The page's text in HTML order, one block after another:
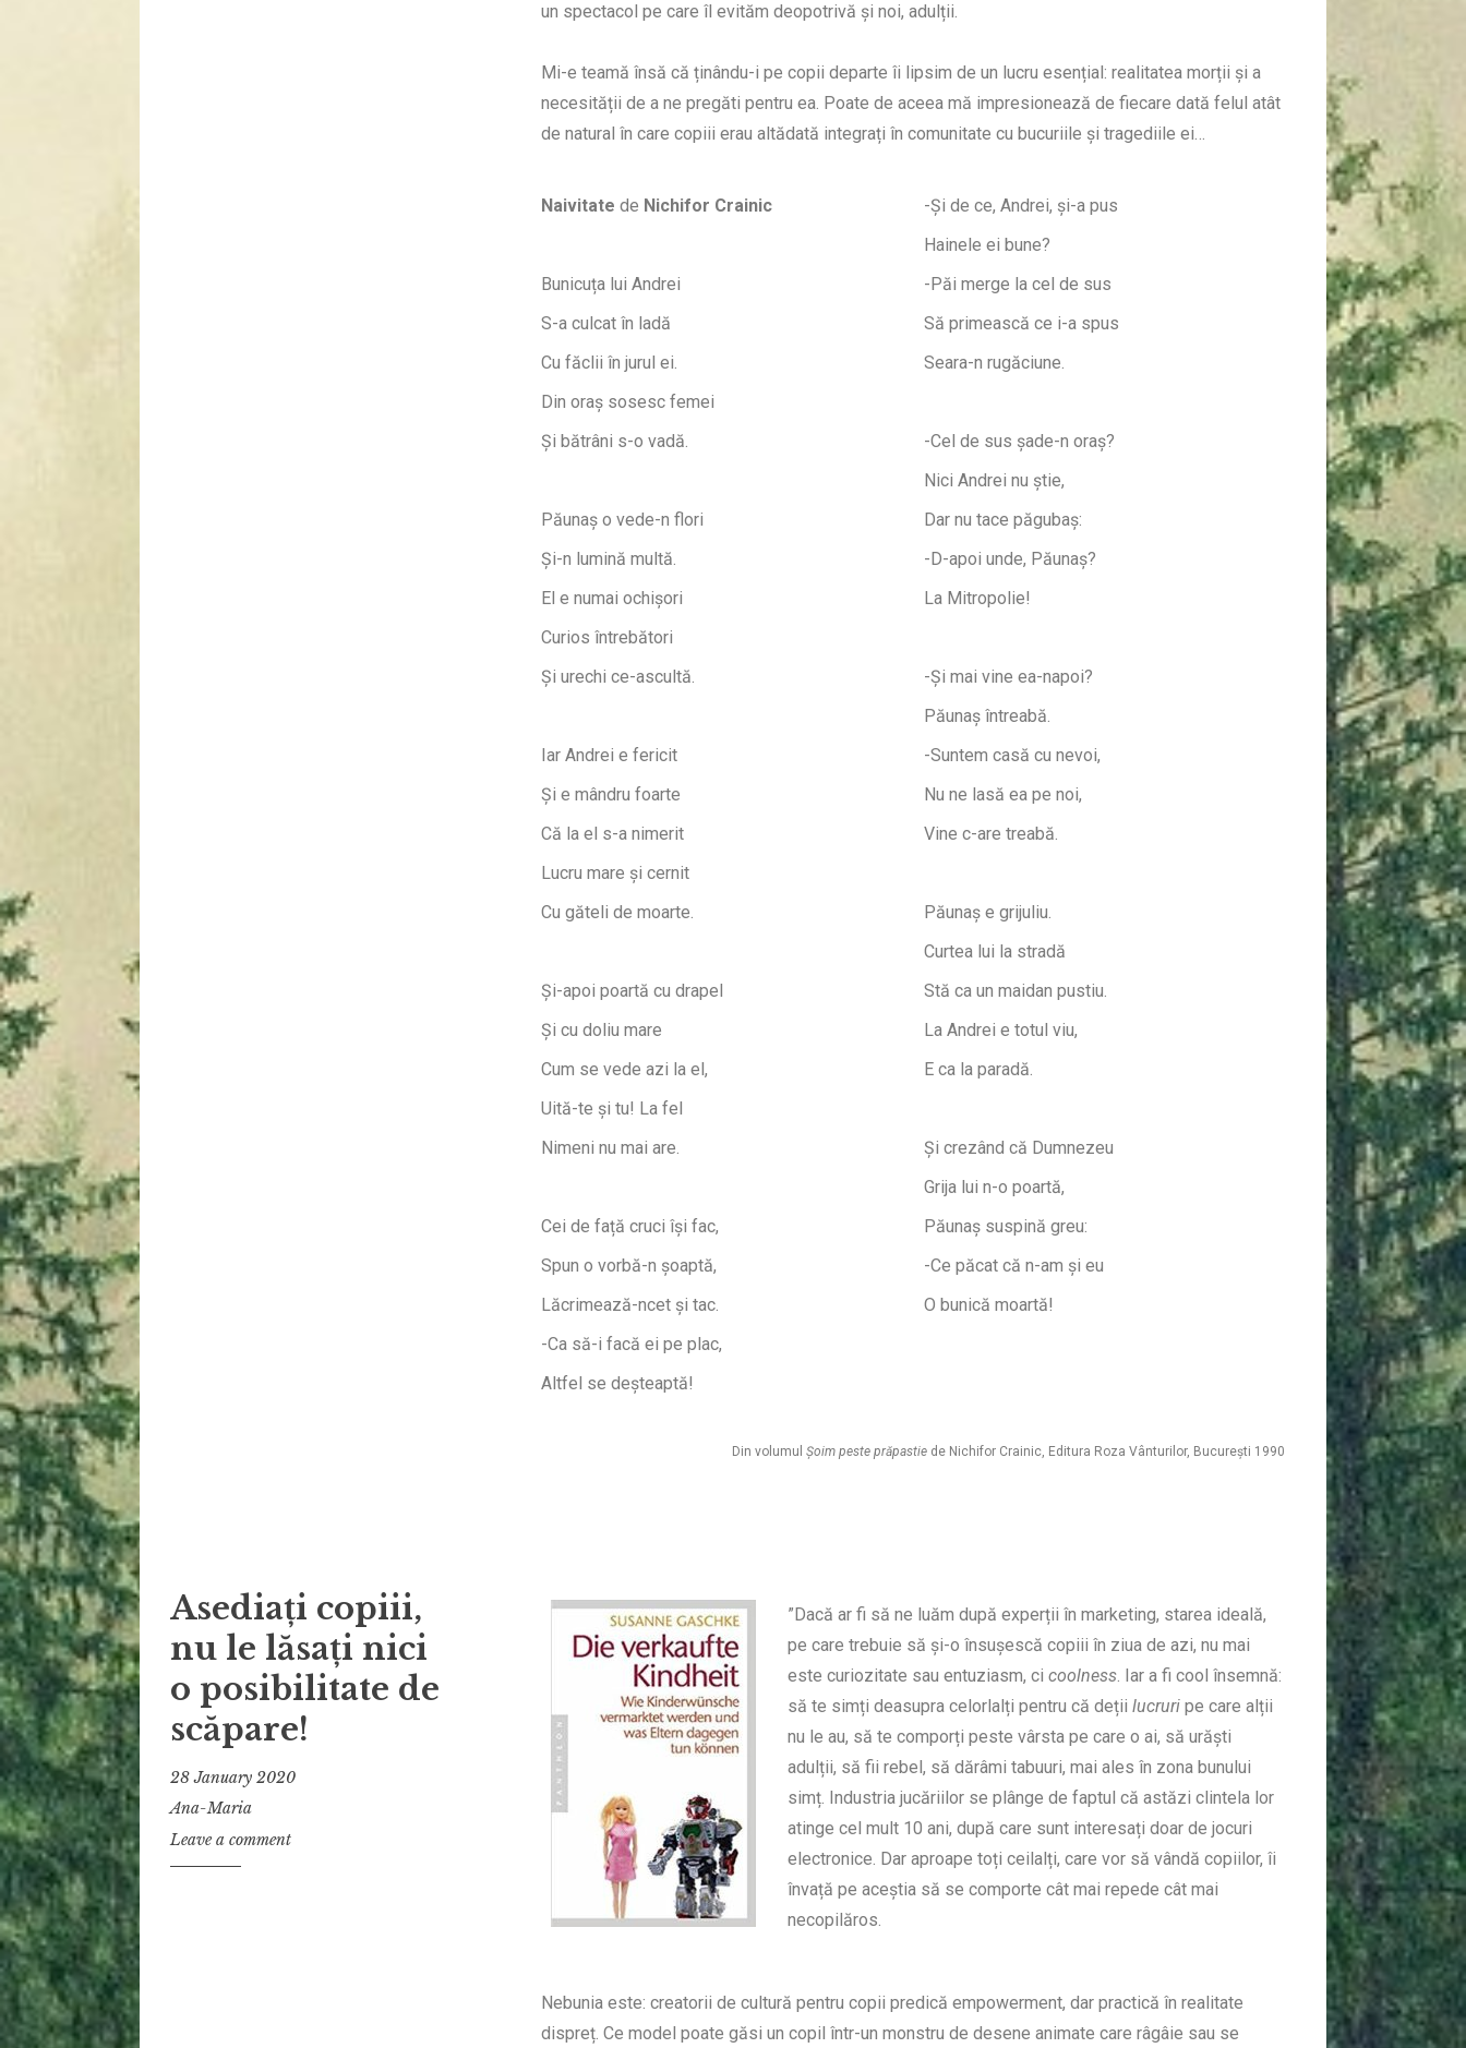
un spectacol pe care îl evităm deopotrivă și noi, adulții.
Mi-e teamă însă că ținându-i pe copii departe îi lipsim de un lucru esențial: realitatea morții și a
necesității de a ne pregăti pentru ea. Poate de aceea mă impresionează de fiecare dată felul atât
de natural în care copiii erau altădată integrați în comunitate cu bucuriile și tragediile ei…
Naivitatede Nichifor Crainic
Bunicuța lui Andrei
S-a culcat în ladă
Cu făclii în jurul ei.
Din oraș sosesc femei
Și bătrâni s-o vadă.
Păunaș o vede-n flori
Și-n lumină multă.
El e numai ochișori
Curios întrebători
Și urechi ce-ascultă.
Iar Andrei e fericit
Și e mândru foarte
Că la el s-a nimerit
Lucru mare și cernit
Cu găteli de moarte.
Și-apoi poartă cu drapel
Și cu doliu mare
Cum se vede azi la el,
Uită-te și tu! La fel
Nimeni nu mai are.
Cei de față cruci își fac,
Spun o vorbă-n șoaptă,
Lăcrimează-ncet și tac.
-Ca să-i facă ei pe plac,
Altfel se deșteaptă!
-Și de ce, Andrei, și-a pus
Hainele ei bune?
-Păi merge la cel de sus
Să primească ce i-a spus
Seara-n rugăciune.
-Cel de sus șade-n oraș?
Nici Andrei nu știe,
Dar nu tace păgubaș:
-D-apoi unde, Păunaș?
La Mitropolie!
-Și mai vine ea-napoi?
Păunaș întreabă.
-Suntem casă cu nevoi,
Nu ne lasă ea pe noi,
Vine c-are treabă.
Păunaș e grijuliu.
Curtea lui la stradă
Stă ca un maidan pustiu.
La Andrei e totul viu,
E ca la paradă.
Și crezând că Dumnezeu
Grija lui n-o poartă,
Păunaș suspină greu:
-Ce păcat că n-am și eu
O bunică moartă!
Din volumul Șoim peste prăpastie de Nichifor Crainic, Editura Roza Vânturilor, București 1990
Asediați copiii,
nu le lăsați nici
o posibilitate de
scăpare!
28 January 2020
Ana-Maria
Leave a comment
”Dacă ar fi să ne luăm după experții în marketing, starea ideală,
pe care trebuie să și-o însușescă copiii în ziua de azi, nu mai
este curiozitate sau entuziasm, ci coolness. Iar a fi cool însemnă:
să te simți deasupra celorlalți pentru că deții lucruripe care alții
nu le au, să te comporți peste vârsta pe care o ai, să urăști
adulții, să fii rebel, să dărâmi tabuuri, mai ales în zona bunului
simț. Industria jucăriilor se plânge de faptul că astăzi clintela lor
atinge cel mult 10 ani, după care sunt interesați doar de jocuri
electronice. Dar aproape toți ceilalți, care vor să vândă copiilor, îi
învață pe aceștia să se comporte cât mai repede cât mai
necopilăros.
Nebunia este: creatorii de cultură pentru copii predică empowerment, dar practică în realitate
dispreț. Ce model poate găsi un copil într-un monstru de desene animate care râgâie sau se